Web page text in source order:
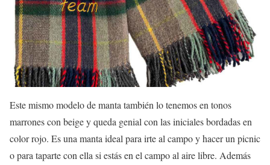
Este mismo modelo de manta también lo tenemos en tonos
marrones con beige y queda genial con las iniciales bordadas en
color rojo. Es una manta ideal para irte al campo y hacer un picnic
o para taparte con ella si estás en el campo al aire libre. Además